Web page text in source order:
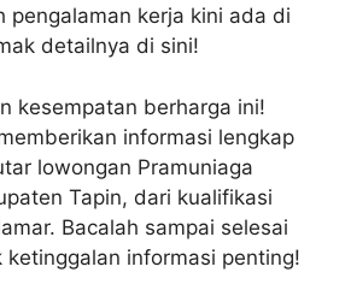
pengalaman kerja kini ada di
detailnya di sini!
kesempatan berharga ini!
informasi lengkap
lowongan Pramuniaga
Tapin, dari kualifikasi
Bacalah sampai selesai
ketinggalan informasi penting!